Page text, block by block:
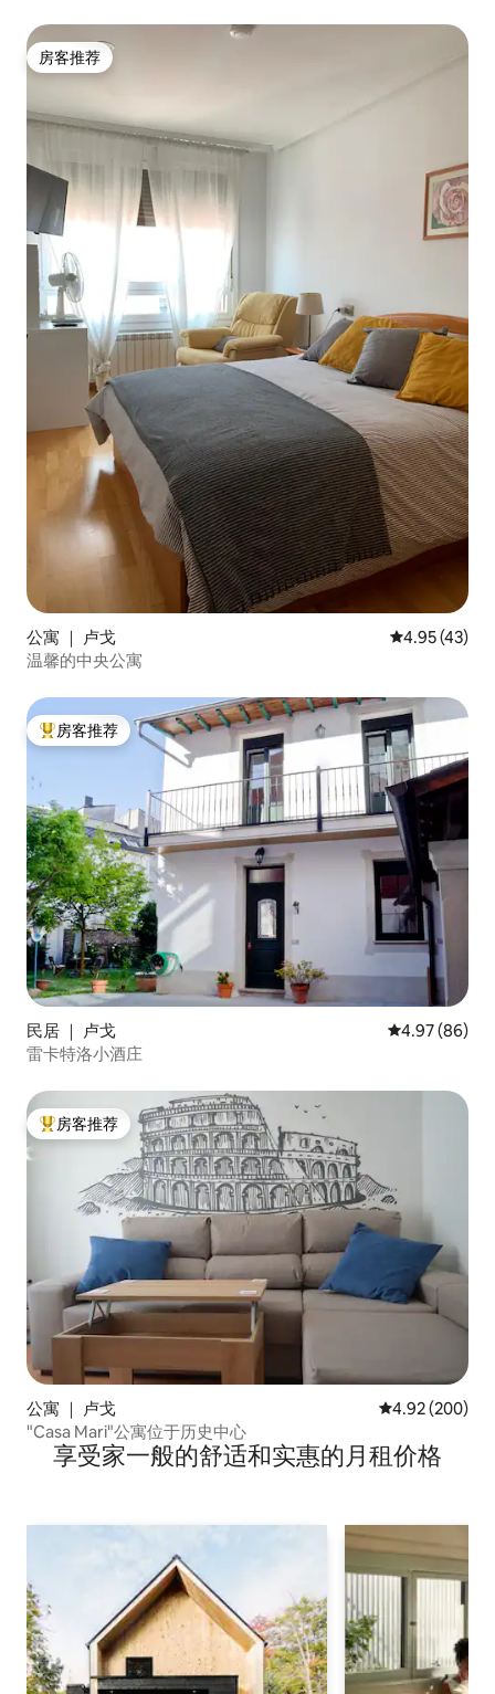
房客推荐
房客推荐
公寓 ｜ 卢戈 平均评分
4.95 (43)
温馨的中央公寓
热门「房客推荐」
房客推荐
民居 ｜ 卢戈 平均评分 4.97
4.97 (86)
雷卡特洛小酒庄
热门「房客推荐」
房客推荐
公寓 ｜ 卢戈 平均评分 4.92
4.92 (200)
"Casa Mari"公寓位于历史中心
享受家一般的舒适和实惠的月租价格